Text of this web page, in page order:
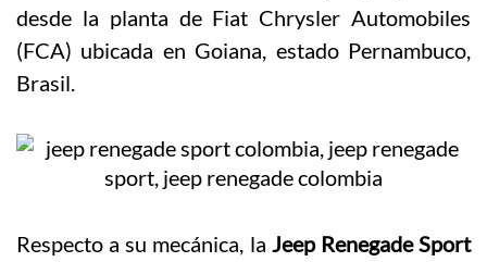
desde la planta de Fiat Chrysler Automobiles
(FCA) ubicada en Goiana, estado Pernambuco,
Brasil.
Respecto a su mecánica, la Jeep Renegade Sport